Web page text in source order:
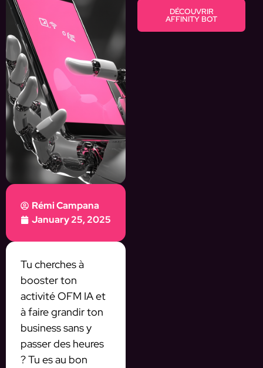
Rémi Campana
January 25, 2025
Tu cherches à
booster ton
activité OFM IA et
à faire grandir ton
business sans y
passer des heures
? Tu es au bon
DÉCOUVRIR
AFFINITY BOT